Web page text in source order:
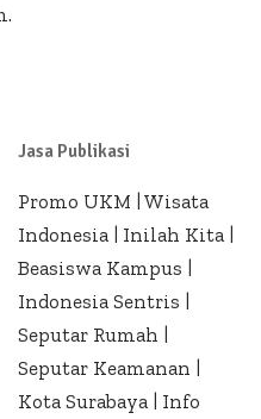
Jasa Publikasi
Promo UKM | Wisata
Indonesia | Inilah Kita |
Beasiswa Kampus |
Indonesia Sentris |
Seputar Rumah |
Seputar Keamanan |
Kota Surabaya | Info